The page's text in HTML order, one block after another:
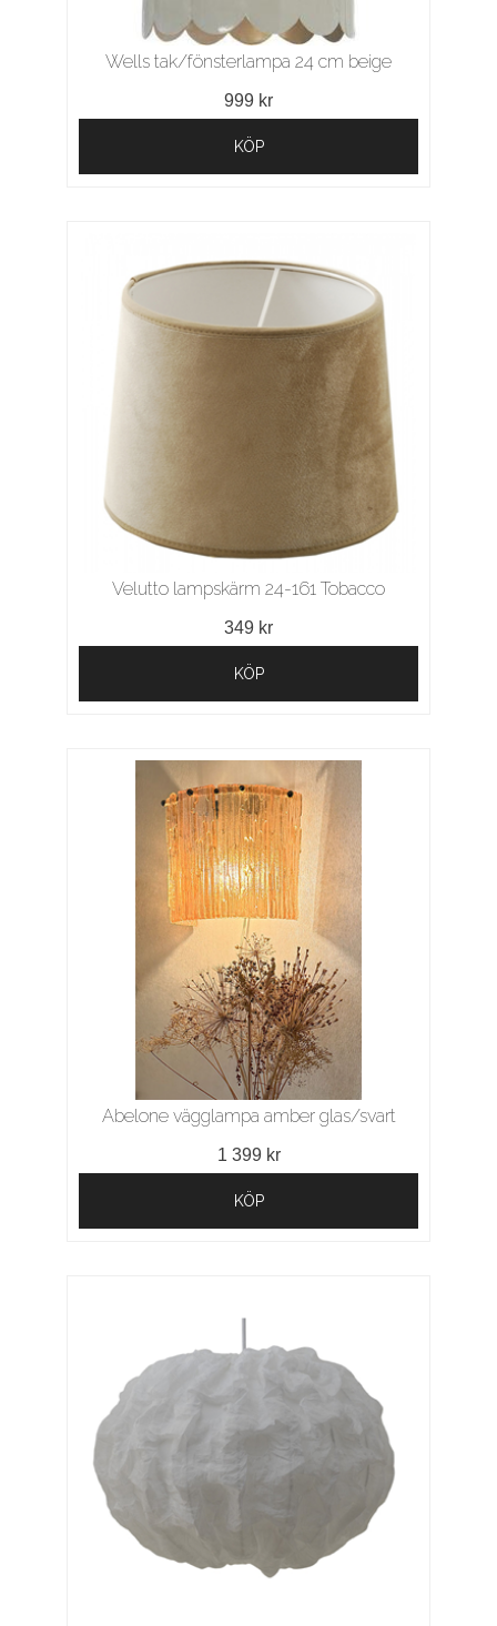
Wells tak/fönsterlampa 24 cm beige
999 kr
KÖP
Velutto lampskärm 24-161 Tobacco
349 kr
KÖP
Abelone vägglampa amber glas/svart
1 399 kr
KÖP